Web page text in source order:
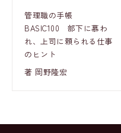
管理職の手帳
BASIC100 部下に慕わ
れ、上司に頼られる仕事
のヒント
著 岡野隆宏